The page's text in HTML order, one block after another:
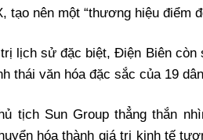
tạo nên một “thương hiệu điểm
lịch sử đặc biệt, Điện Biên còn
thái văn hóa đặc sắc của 19
tịch Sun Group thẳng thắn
hóa thành giá trị kinh tế